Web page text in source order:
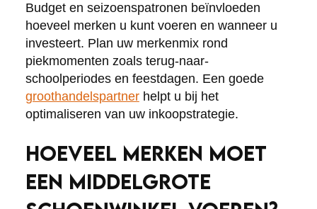
Budget en seizoenspatronen beïnvloeden
hoeveel merken u kunt voeren en wanneer u
investeert. Plan uw merkenmix rond
piekmomenten zoals terug-naar-
schoolperiodes en feestdagen. Een goede
groothandelspartnerhelpt u bij het
optimaliseren van uw inkoopstrategie.
HOEVEEL MERKEN MOET
EEN MIDDELGROTE